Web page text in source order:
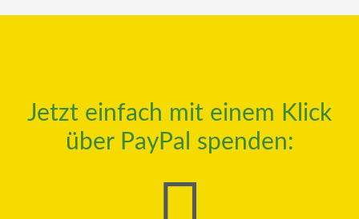
Jetzt einfach mit einem Klick
über PayPal spenden: